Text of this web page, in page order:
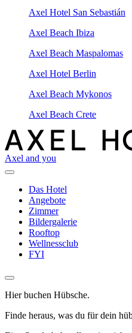
Axel Hotel San Sebastián
Axel Beach Ibiza
Axel Beach Maspalomas
Axel Hotel Berlin
Axel Beach Mykonos
Axel Beach Crete
Axel and you
Das Hotel
Angebote
Zimmer
Bildergalerie
Rooftop
Wellnessclub
FYI
Hier buchen Hübsche.
Finde heraus, was du für dein